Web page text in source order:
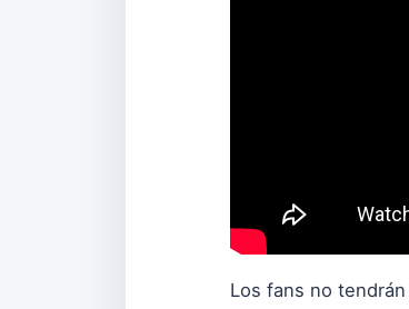
Los fans no